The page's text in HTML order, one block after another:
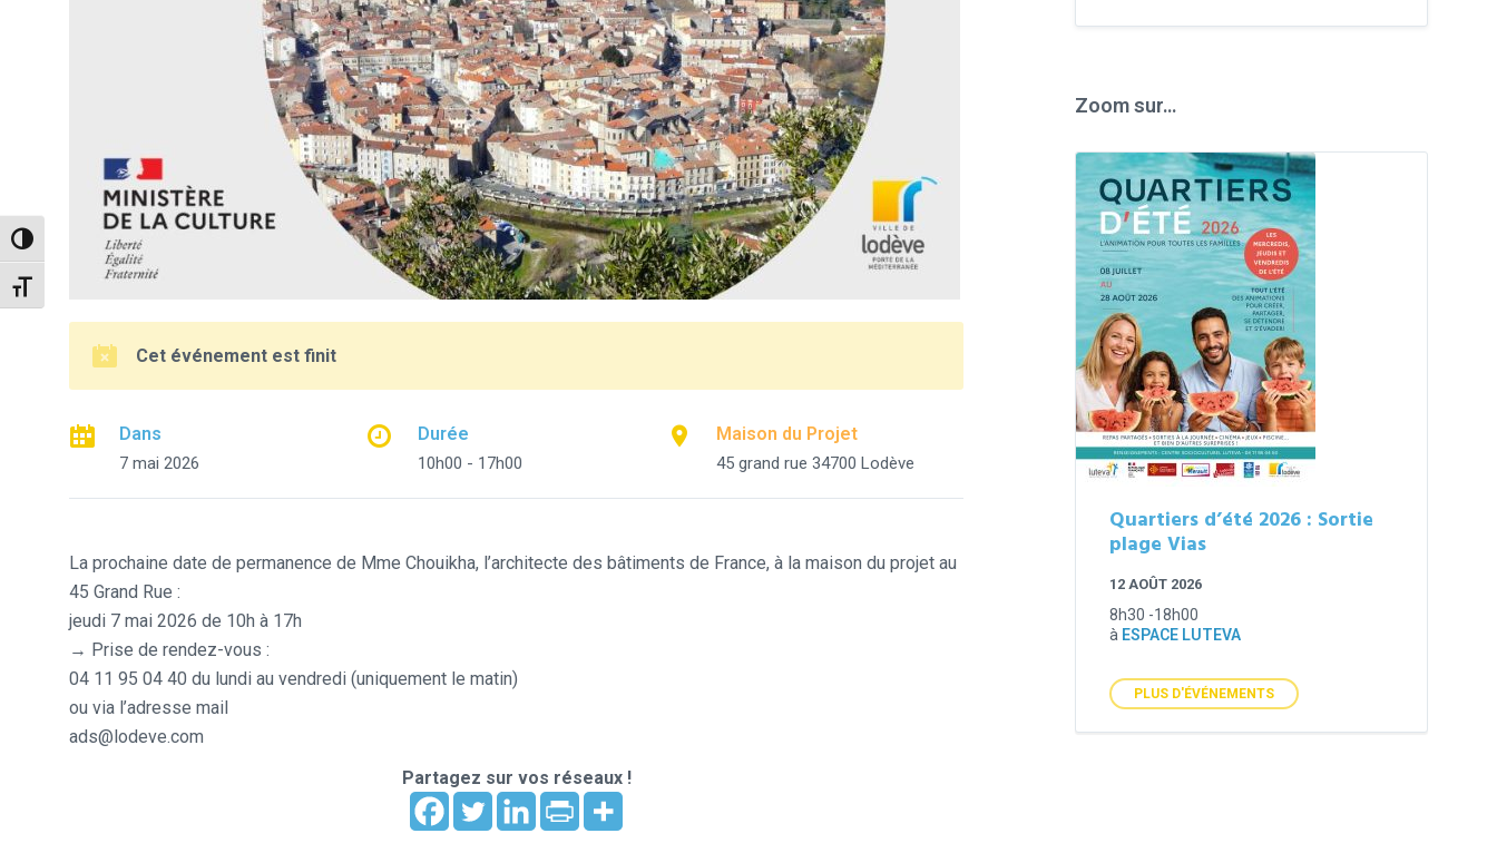
Passer en contraste élevé
Changer la taille de la police
Cet événement est finit
Dans
7 mai 2026
Durée
10h00 - 17h00
Maison du Projet
45 grand rue 34700 Lodève
La prochaine date de permanence de Mme Chouikha, l’architecte des bâtiments de France, à la maison du projet au
45 Grand Rue :
jeudi 7 mai 2026 de 10h à 17h
→ Prise de rendez-vous :
04 11 95 04 40 du lundi au vendredi (uniquement le matin)
ou via l’adresse mail
ads@lodeve.com
Partagez sur vos réseaux !
Zoom sur…
Quartiers d’été 2026 : Sortie
plage Vias
12 AOÛT 2026
8h30 -18h00
à ESPACE LUTEVA
PLUS D'ÉVÉNEMENTS